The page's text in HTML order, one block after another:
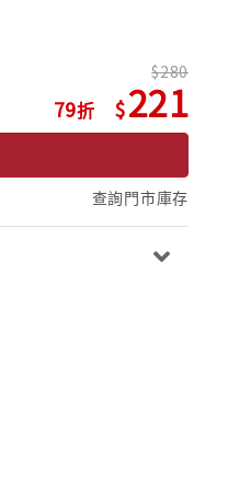
79
280
221
查詢門市庫存